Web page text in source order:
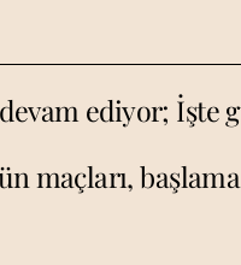
devam ediyor; İşte
maçları,